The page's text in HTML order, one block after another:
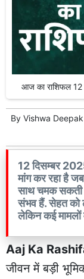
आज का राशिफल
By Vishwa
12 दिसम्बर
मांग कर रहा है
साथ चमक सकती
संभव हैं. सेहत को
लेकिन कई मामलों
Aaj Ka
जीवन में बड़ी